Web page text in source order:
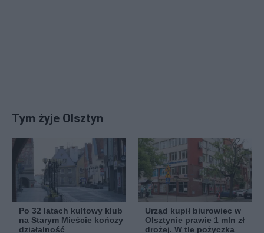
Tym żyje Olsztyn
Po 32 latach kultowy klub
na Starym Mieście kończy
działalność
Urząd kupił biurowiec w
Olsztynie prawie 1 mln zł
drożej. W tle pożyczka